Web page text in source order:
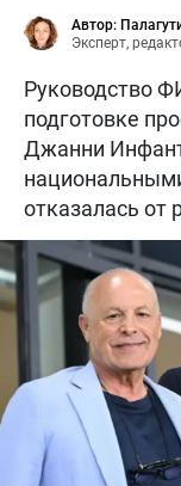
Автор:
Эксперт,
Руководство
подготовке
Джанни
отказалась от